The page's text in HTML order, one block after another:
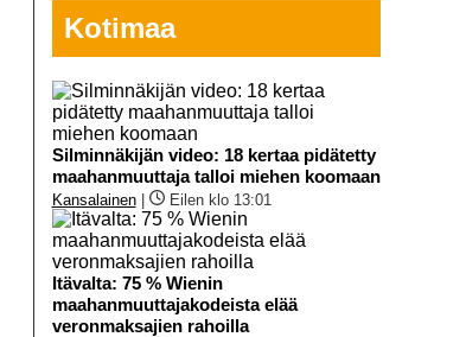
Kotimaa
Silminnäkijän video: 18 kertaa pidätetty
maahanmuuttaja talloi miehen koomaan
Kansalainen| Eilen klo 13:01
Itävalta: 75 % Wienin
maahanmuuttajakodeista elää
veronmaksajien rahoilla